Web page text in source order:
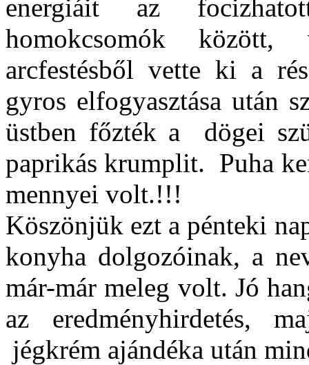
energiáit az
homokcsomók között,
arcfestésből vette ki a
gyros elfogyasztása után
üstben főzték a dögei
paprikás krumplit. Puha
mennyei volt.!!!
Köszönjük ezt a pénteki
konyha dolgozóinak, a
már-már meleg volt. Jó
az eredményhirdetés,
jégkrém ajándéka után